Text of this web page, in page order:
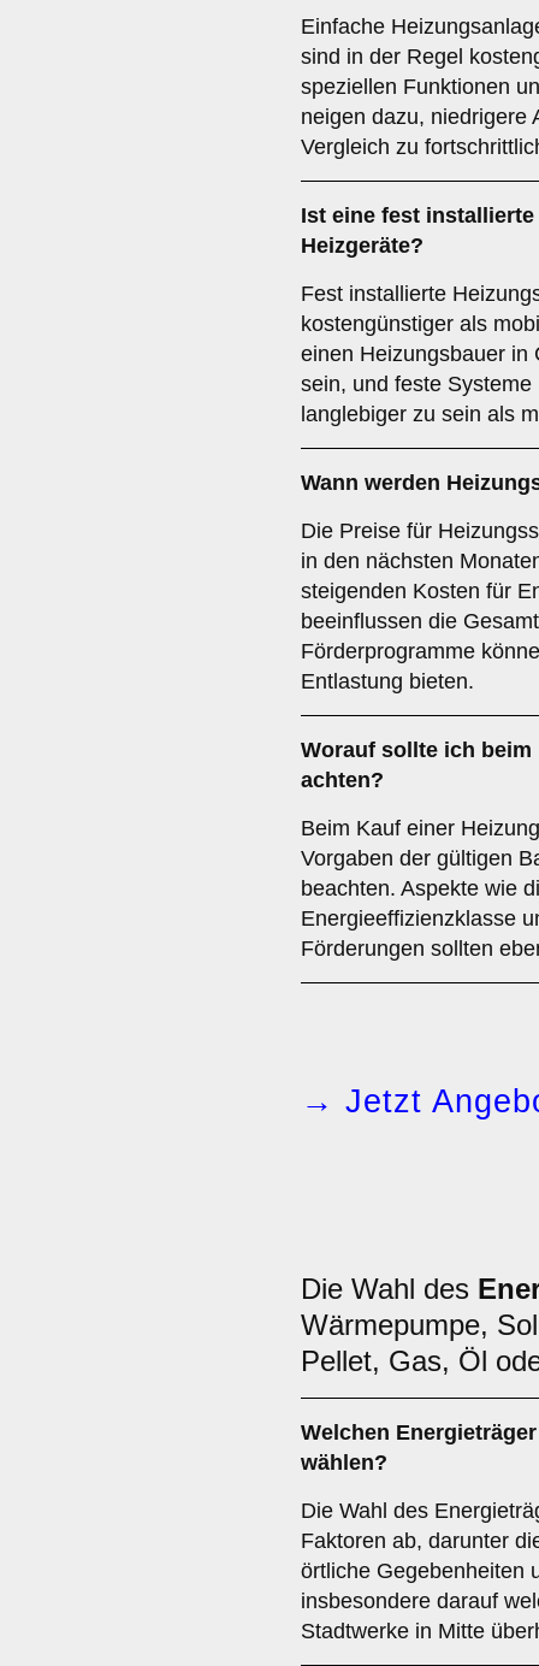
Einfache
sind in der Regel
speziellen Funktionen
neigen dazu, niedrigere
Vergleich zu
Ist eine fest
Heizgeräte?
Fest installierte
kostengünstiger als
einen Heizungsbauer in
sein, und feste
langlebiger zu sein als
Wann werden
Die Preise für
in den nächsten
steigenden Kosten für
beeinflussen die
Förderprogramme
Entlastung bieten.
Worauf sollte ich beim
achten?
Beim Kauf einer
Vorgaben der gültigen
beachten. Aspekte wie
Energieeffizienzklasse
Förderungen sollten
→ Jetzt
Die Wahl des
Wärmepumpe,
Pellet, Gas, Öl
Welchen Energieträger
wählen?
Die Wahl des
Faktoren ab, darunter
örtliche Gegebenheiten
insbesondere darauf
Stadtwerke in Mitte